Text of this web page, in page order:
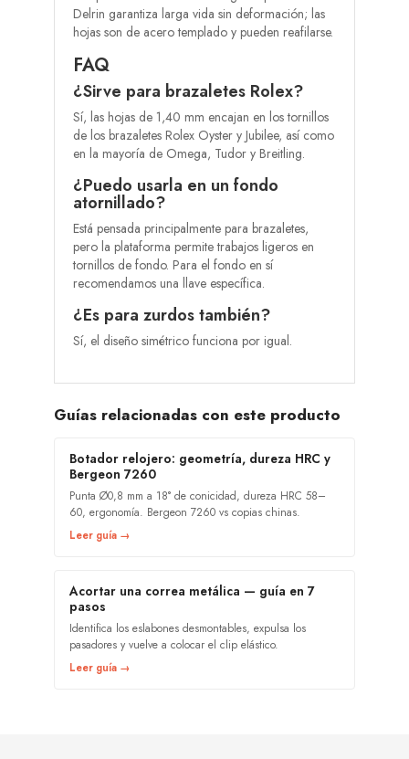
Delrin garantiza larga vida sin deformación; las
hojas son de acero templado y pueden reafilarse.
FAQ
¿Sirve para brazaletes Rolex?
Sí, las hojas de 1,40 mm encajan en los tornillos
de los brazaletes Rolex Oyster y Jubilee, así como
en la mayoría de Omega, Tudor y Breitling.
¿Puedo usarla en un fondo
atornillado?
Está pensada principalmente para brazaletes,
pero la plataforma permite trabajos ligeros en
tornillos de fondo. Para el fondo en sí
recomendamos una llave específica.
¿Es para zurdos también?
Sí, el diseño simétrico funciona por igual.
Guías relacionadas con este producto
Botador relojero: geometría, dureza HRC y
Bergeon 7260
Punta Ø0,8 mm a 18° de conicidad, dureza HRC 58–
60, ergonomía. Bergeon 7260 vs copias chinas.
Leer guía →
Acortar una correa metálica — guía en 7
pasos
Identifica los eslabones desmontables, expulsa los
pasadores y vuelve a colocar el clip elástico.
Leer guía →